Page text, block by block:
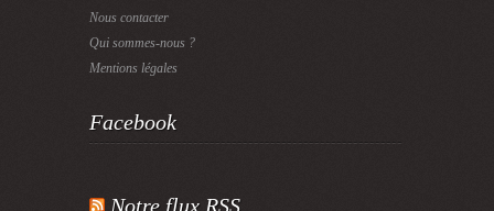
Nous contacter
Qui sommes-nous ?
Mentions légales
Facebook
Notre flux RSS